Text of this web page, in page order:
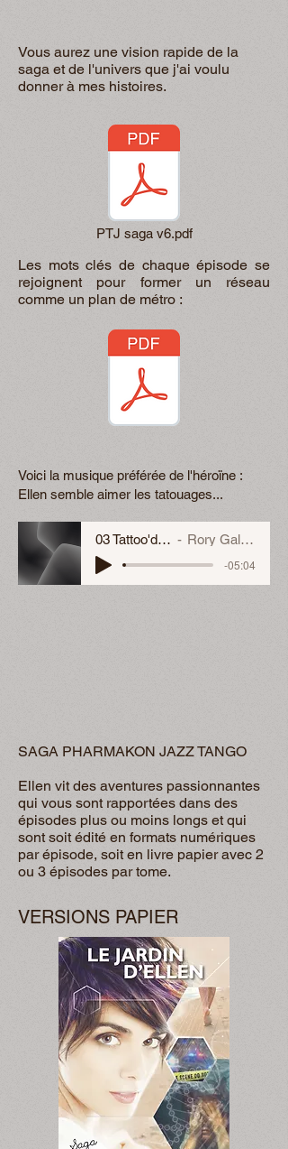
Vous aurez une vision rapide de la
saga et de l'univers que j'ai voulu
donner à mes histoires.
PTJ saga v6.pdf
Les mots clés de chaque épisode se
rejoignent pour former un réseau
comme un plan de métro :
Voici la musique préférée de l'héroïne :
Ellen semble aimer les tatouages...
03 Tattoo'd Lady
Rory Gallagher
-05:04
SAGA PHARMAKON JAZZ TANGO
Ellen vit des aventures passionnantes
qui vous sont rapportées dans des
épisodes plus ou moins longs et qui
sont soit édité en formats numériques
par épisode, soit en livre papier avec 2
ou 3 épisodes par tome.
VERSIONS PAPIER